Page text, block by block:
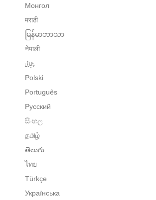
Монгол
मराठी
မြန်မာဘာသာ
नेपाली
پنجابی
Polski
Português
Русский
සිංහල
தமிழ்
తెలుగు
ไทย
Türkçe
Українська